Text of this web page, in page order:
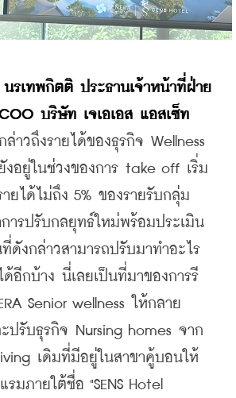
เทพกิตติ ประธานเจ้าหน้าที่ฝ่าย
บริษัท เจเอเอส แอสเซ็ท
ล่าวถึงรายได้ของธุรกิจ Wellness
งอยู่ในช่วงของการ take off เริ่ม
ยได้ไม่ถึง 5% ของรายรับกลุ่ม
ารปรับกลยุทธ์ใหม่พร้อมประเมิน
ดังกล่าวสามารถปรับมาทำอะไร
ด้อีกบ้าง นี่เลยเป็นที่มาของการรี
Senior wellness ให้กลาย
ปรับธุรกิจ Nursing homes จาก
เดิมที่มีอยู่ในสาขาคู้บอนให้
รมภายใต้ชื่อ "SENS Hotel